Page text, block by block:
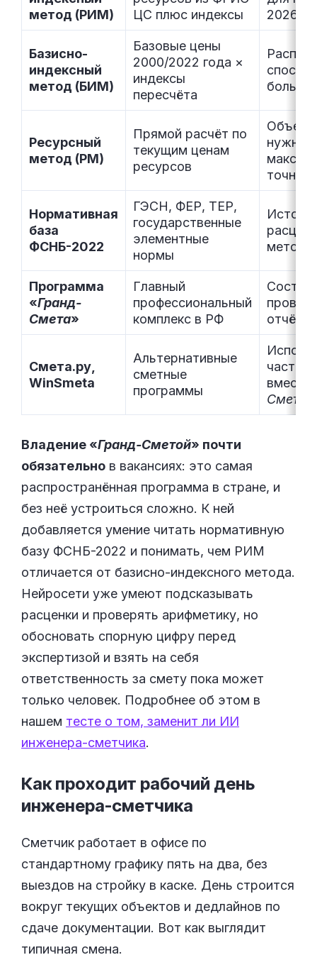
метод (РИМ)
ЦС плюс индексы
2026
Базисно-
индексный
метод (БИМ)
Базовые цены
2000/2022 года ×
индексы
пересчёта
способ
Ресурсный
метод (РМ)
Прямой расчёт по
текущим ценам
ресурсов
нужна
Нормативная
база
ФСНБ-2022
ГЭСН, ФЕР, ТЕР,
государственные
элементные
нормы
Программа
«Гранд-
Смета»
Главный
профессиональный
комплекс в РФ
Смета.ру,
WinSmeta
Альтернативные
сметные
программы
части
вместо
Сметы
Владение «Гранд-Сметой» почти
обязательно в вакансиях: это самая
распространённая программа в стране, и
без неё устроиться сложно. К ней
добавляется умение читать нормативную
базу ФСНБ-2022 и понимать, чем РИМ
отличается от базисно-индексного метода.
Нейросети уже умеют подсказывать
расценки и проверять арифметику, но
обосновать спорную цифру перед
экспертизой и взять на себя
ответственность за смету пока может
только человек. Подробнее об этом в
нашем тесте о том, заменит ли ИИ
инженера-сметчика.
Как проходит рабочий день
инженера-сметчика
Сметчик работает в офисе по
стандартному графику пять на два, без
выездов на стройку в каске. День строится
вокруг текущих объектов и дедлайнов по
сдаче документации. Вот как выглядит
типичная смена.